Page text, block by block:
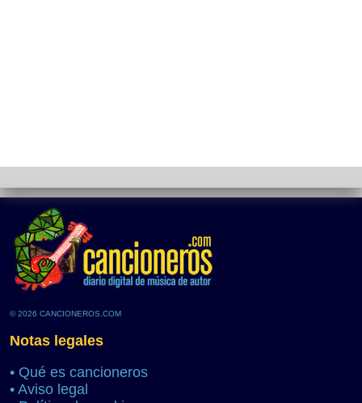
© 2026 CANCIONEROS.COM
Notas legales
• Qué es cancioneros
• Aviso legal